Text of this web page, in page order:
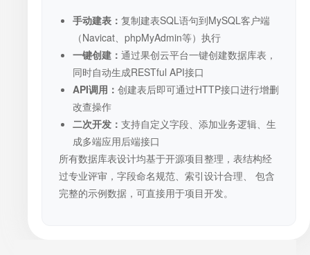
手动建表： 复制建表SQL语句到MySQL客户端
（Navicat、phpMyAdmin等）执行
一键创建： 通过果创云平台一键创建数据库表，
同时自动生成RESTful API接口
API调用： 创建表后即可通过HTTP接口进行增删
改查操作
二次开发： 支持自定义字段、添加业务逻辑、生
成多端应用后端接口
所有数据库表设计均基于开源项目整理，表结构经
过专业评审，字段命名规范、索引设计合理、 包含
完整的示例数据，可直接用于项目开发。